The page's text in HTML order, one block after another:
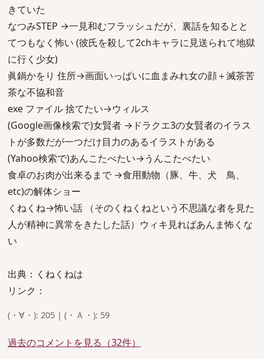
きていた
なつみSTEP →一見和むフラッシュだが、裏話を知るとと
てつもなく怖い (彼氏を殺して2chキャラに見送られて地獄
に行く少女)
眞鍋かをり 住所→画面いっぱいに血まみれ女の顔＋滅茶苦
茶な不協和音
exe ファイル 捨てたい→ウィルス
(Google画像検索で)女賢者 →ドラクエ3の女賢者のイラス
トが多数だが一つだけ目力のあるイラストがある
(Yahoo検索で)あんこたべたい→うんこたべたい
食卓のお肉が出来るまで →食用動物（豚、牛、犬 鳥、
etc)の解体ショー
くねくね→怖い話 （そのくねくねという不思議な者を見た
人が精神に異常をきたした話）ウィキ見ればあんま怖くな
い
出典：くねくねは
リンク：
(・∀・): 205 | (・Ａ・): 59
過去のコメントを見る（32件）